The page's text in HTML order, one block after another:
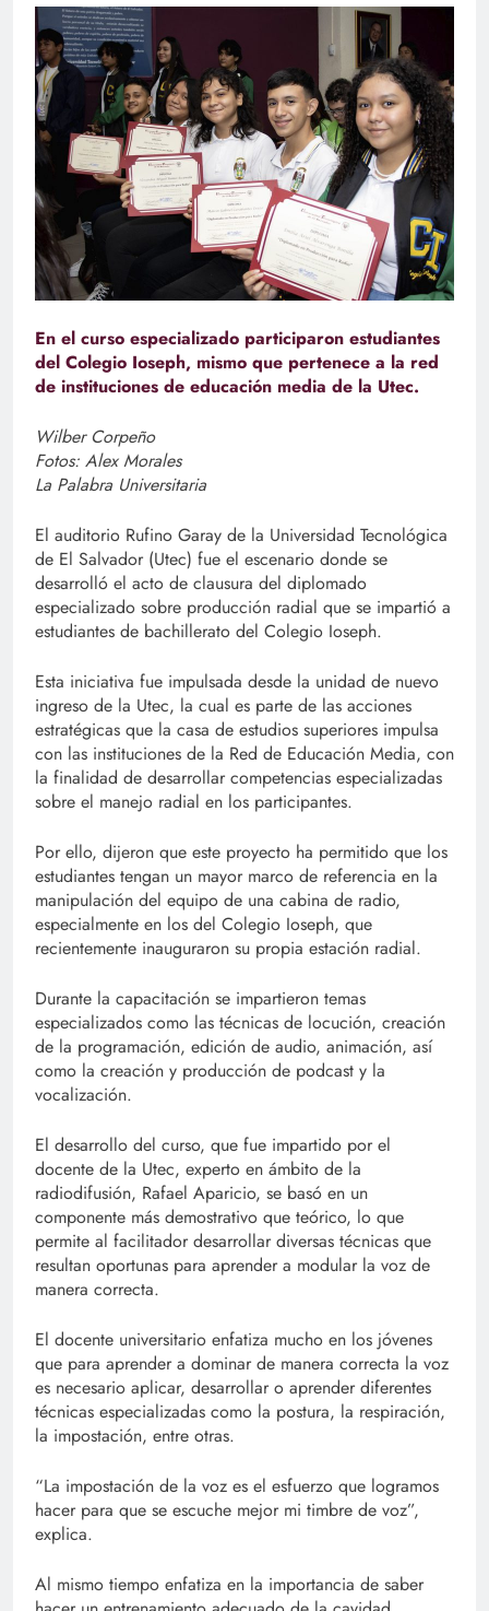
En el curso especializado participaron estudiantes
del Colegio Ioseph, mismo que pertenece a la red
de instituciones de educación media de la Utec.
Wilber Corpeño
Fotos: Alex Morales
La Palabra Universitaria
El auditorio Rufino Garay de la Universidad Tecnológica
de El Salvador (Utec) fue el escenario donde se
desarrolló el acto de clausura del diplomado
especializado sobre producción radial que se impartió a
estudiantes de bachillerato del Colegio Ioseph.
Esta iniciativa fue impulsada desde la unidad de nuevo
ingreso de la Utec, la cual es parte de las acciones
estratégicas que la casa de estudios superiores impulsa
con las instituciones de la Red de Educación Media, con
la finalidad de desarrollar competencias especializadas
sobre el manejo radial en los participantes.
Por ello, dijeron que este proyecto ha permitido que los
estudiantes tengan un mayor marco de referencia en la
manipulación del equipo de una cabina de radio,
especialmente en los del Colegio Ioseph, que
recientemente inauguraron su propia estación radial.
Durante la capacitación se impartieron temas
especializados como las técnicas de locución, creación
de la programación, edición de audio, animación, así
como la creación y producción de podcast y la
vocalización.
El desarrollo del curso, que fue impartido por el
docente de la Utec, experto en ámbito de la
radiodifusión, Rafael Aparicio, se basó en un
componente más demostrativo que teórico, lo que
permite al facilitador desarrollar diversas técnicas que
resultan oportunas para aprender a modular la voz de
manera correcta.
El docente universitario enfatiza mucho en los jóvenes
que para aprender a dominar de manera correcta la voz
es necesario aplicar, desarrollar o aprender diferentes
técnicas especializadas como la postura, la respiración,
la impostación, entre otras.
“La impostación de la voz es el esfuerzo que logramos
hacer para que se escuche mejor mi timbre de voz”,
explica.
Al mismo tiempo enfatiza en la importancia de saber